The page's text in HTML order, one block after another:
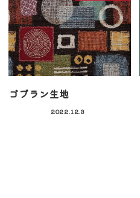
ゴブラン生地
2022.12.3